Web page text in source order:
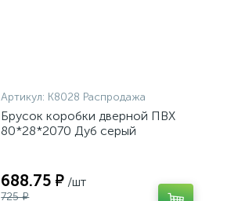
Артикул: К8028 Распродажа
Брусок коробки дверной ПВХ
80*28*2070 Дуб серый
688.75 ₽ /шт
725 ₽